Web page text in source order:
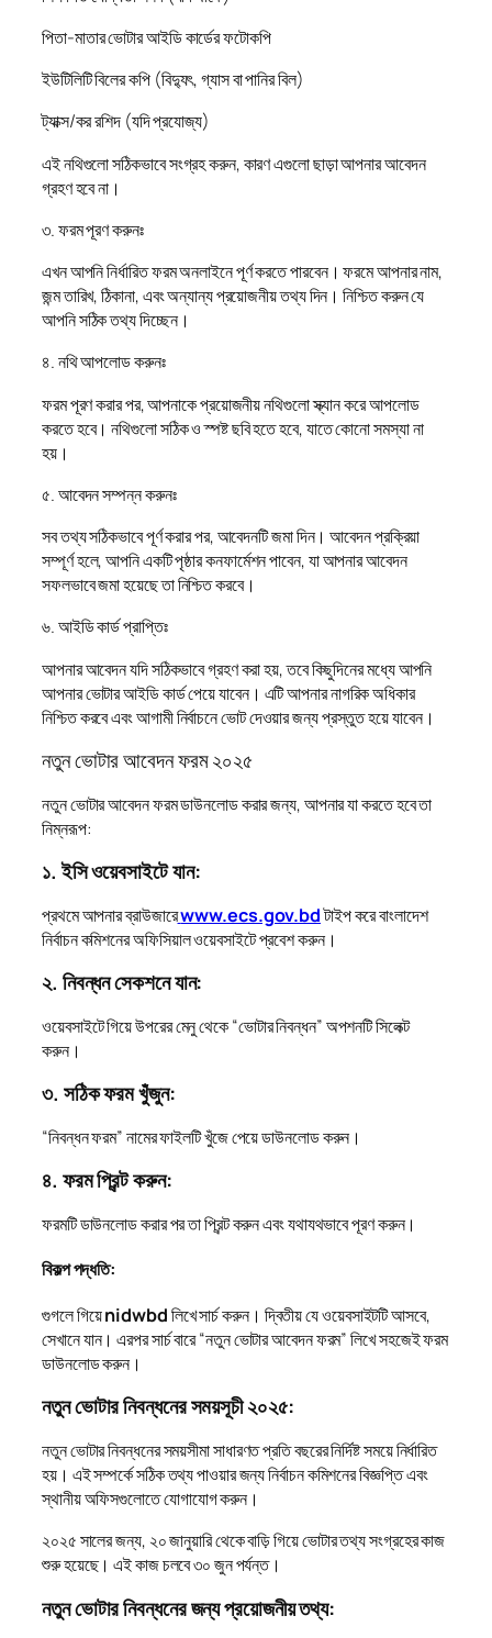
পিতা-মাতার ভোটার আইডি কার্ডের ফটোকপি
ইউটিলিটি বিলের কপি (বিদ্যুৎ, গ্যাস বা পানির বিল)
ট্যাক্স/কর রশিদ (যদি প্রযোজ্য)
এই নথিগুলো সঠিকভাবে সংগ্রহ করুন, কারণ এগুলো ছাড়া আপনার আবেদন
গ্রহণ হবে না।
৩. ফরম পূরণ করুনঃ
এখন আপনি নির্ধারিত ফরম অনলাইনে পূর্ণ করতে পারবেন। ফরমে আপনার নাম,
জন্ম তারিখ, ঠিকানা, এবং অন্যান্য প্রয়োজনীয় তথ্য দিন। নিশ্চিত করুন যে
আপনি সঠিক তথ্য দিচ্ছেন।
৪. নথি আপলোড করুনঃ
ফরম পূরণ করার পর, আপনাকে প্রয়োজনীয় নথিগুলো স্ক্যান করে আপলোড
করতে হবে। নথিগুলো সঠিক ও স্পষ্ট ছবি হতে হবে, যাতে কোনো সমস্যা না
হয়।
৫. আবেদন সম্পন্ন করুনঃ
সব তথ্য সঠিকভাবে পূর্ণ করার পর, আবেদনটি জমা দিন। আবেদন প্রক্রিয়া
সম্পূর্ণ হলে, আপনি একটি পৃষ্ঠার কনফার্মেশন পাবেন, যা আপনার আবেদন
সফলভাবে জমা হয়েছে তা নিশ্চিত করবে।
৬. আইডি কার্ড প্রাপ্তিঃ
আপনার আবেদন যদি সঠিকভাবে গ্রহণ করা হয়, তবে কিছুদিনের মধ্যে আপনি
আপনার ভোটার আইডি কার্ড পেয়ে যাবেন। এটি আপনার নাগরিক অধিকার
নিশ্চিত করবে এবং আগামী নির্বাচনে ভোট দেওয়ার জন্য প্রস্তুত হয়ে যাবেন।
নতুন ভোটার আবেদন ফরম ২০২৫
নতুন ভোটার আবেদন ফরম ডাউনলোড করার জন্য, আপনার যা করতে হবে তা
নিম্নরূপ:
১. ইসি ওয়েবসাইটে যান:
প্রথমে আপনার ব্রাউজারেwww.ecs.gov.bdটাইপ করে বাংলাদেশ
নির্বাচন কমিশনের অফিসিয়াল ওয়েবসাইটে প্রবেশ করুন।
২. নিবন্ধন সেকশনে যান:
ওয়েবসাইটে গিয়ে উপরের মেনু থেকে “ভোটার নিবন্ধন” অপশনটি সিলেক্ট
করুন।
৩. সঠিক ফরম খুঁজুন:
“নিবন্ধন ফরম” নামের ফাইলটি খুঁজে পেয়ে ডাউনলোড করুন।
৪. ফরম প্রিন্ট করুন:
ফরমটি ডাউনলোড করার পর তা প্রিন্ট করুন এবং যথাযথভাবে পূরণ করুন।
বিকল্প পদ্ধতি:
গুগলে গিয়েnidwbdলিখে সার্চ করুন। দ্বিতীয় যে ওয়েবসাইটটি আসবে,
সেখানে যান। এরপর সার্চ বারে “নতুন ভোটার আবেদন ফরম” লিখে সহজেই ফরম
ডাউনলোড করুন।
নতুন ভোটার নিবন্ধনের সময়সূচী ২০২৫:
নতুন ভোটার নিবন্ধনের সময়সীমা সাধারণত প্রতি বছরের নির্দিষ্ট সময়ে নির্ধারিত
হয়। এই সম্পর্কে সঠিক তথ্য পাওয়ার জন্য নির্বাচন কমিশনের বিজ্ঞপ্তি এবং
স্থানীয় অফিসগুলোতে যোগাযোগ করুন।
২০২৫ সালের জন্য, ২০ জানুয়ারি থেকে বাড়ি গিয়ে ভোটার তথ্য সংগ্রহের কাজ
শুরু হয়েছে। এই কাজ চলবে ৩০ জুন পর্যন্ত।
নতুন ভোটার নিবন্ধনের জন্য প্রয়োজনীয় তথ্য: